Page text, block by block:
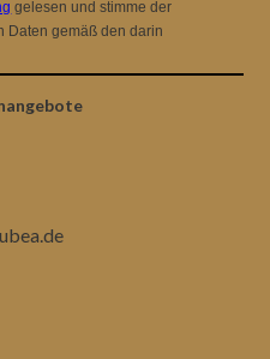
gelesen und stimme der
Daten gemäß den darin